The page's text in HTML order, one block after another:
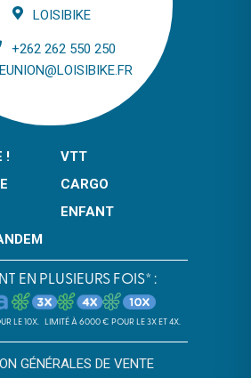
LOISIBIKE
+262 262 550 250
!
VTT
CARGO
ENFANT
EN PLUSIEURS FOIS* :
LE 10X. LIMITÉ À 6000 € POUR LE 3X ET 4X.
GÉNÉRALES DE VENTE